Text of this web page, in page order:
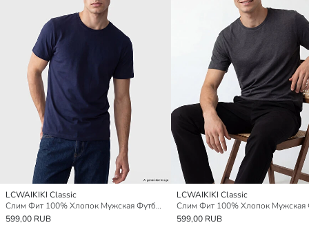
LCWAIKIKI Classic
Слим Фит 100% Хлопок Мужская Футболка
599,00 RUB
LCWAIKIKI Classic
599,00 RUB